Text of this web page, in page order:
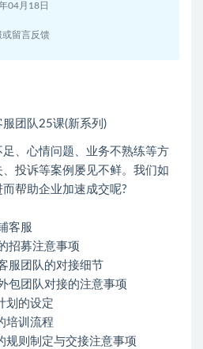
04月18日
或留言反馈
服团队25课(新系列)
、心情问题、业务不熟练等方
投诉等案例屡见不鲜。我们如
帮助企业加速成交呢?
客服
招募注意事项
服团队的对接细节
包团队对接的注意事项
划的设定
培训流程
规则制定与交接注意事项